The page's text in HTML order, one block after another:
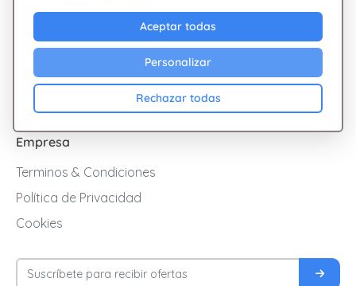
Aceptar todas
Personalizar
Rechazar todas
Descubre Giftsy
Ofertas
Cashback
Empresa
Terminos & Condiciones
Política de Privacidad
Cookies